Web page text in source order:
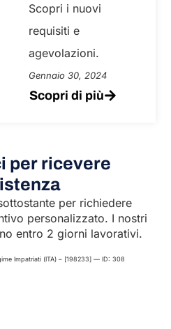
Scopri i nuovi
requisiti e
agevolazioni.
Gennaio 30, 2024
Scopri di più
per ricevere
per richiedere
personalizzato. I nostri
entro 2 giorni lavorativi.
Impatriati (ITA) – [198233] — ID: 308